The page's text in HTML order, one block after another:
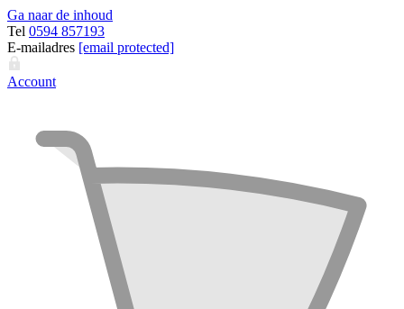
Ga naar de inhoud
Tel 0594 857193
E-mailadres [email protected]
Account